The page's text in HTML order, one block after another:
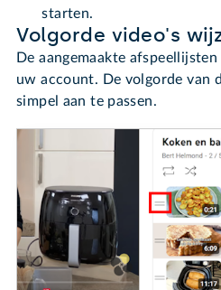
starten.
Volgorde video's
De aangemaakte
uw account. De volgorde van
simpel aan te passen.